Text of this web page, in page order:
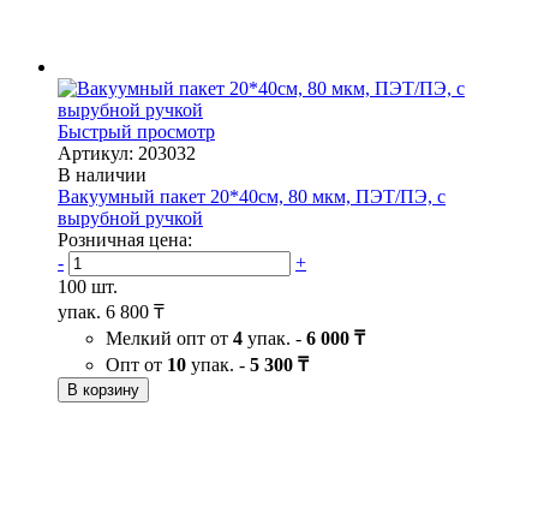
Быстрый просмотр
Артикул: 203032
В наличии
Вакуумный пакет 20*40см, 80 мкм, ПЭТ/ПЭ, с
вырубной ручкой
Розничная цена:
-
+
100 шт.
упак. 6 800 ₸
Мелкий опт от 4 упак. - 6 000 ₸
Опт от 10 упак. - 5 300 ₸
В корзину